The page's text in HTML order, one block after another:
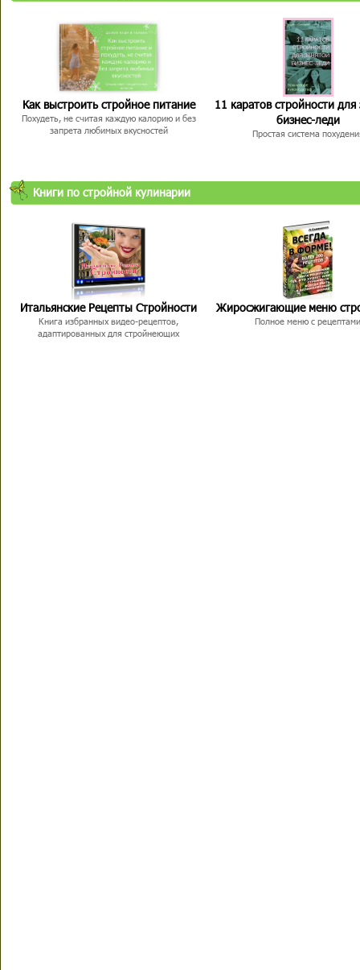
Как выстроить стройное питание
Похудеть, не считая каждую калорию и без
запрета любимых вкусностей
11 каратов стройности для
бизнес-леди
Простая система
Книги по стройной кулинарии
Итальянские Рецепты Стройности
Книга избранных видео-рецептов,
адаптированных для стройнеющих
Жиросжигающие меню
Полное меню с рецептами